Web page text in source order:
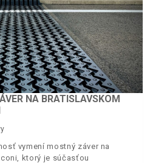
NA BRATISLAVSKOM
vymení mostný záver na
ktorý je súčasťou